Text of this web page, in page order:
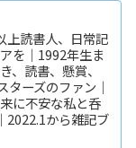
上読書人、日常記
を｜1992年生ま
、読書、懸賞、
ーズのファン｜
に不安な私と呑
2022.1から雑記ブ